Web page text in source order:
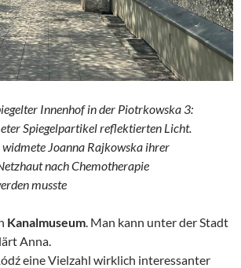
Innenhof in der Piotrkowska 3:
Spiegelpartikel reflektierten Licht.
Joanna Rajkowska ihrer
nach Chemotherapie
musste
Kanalmuseum. Man kann unter der Stadt
Anna.
eine Vielzahl wirklich interessanter